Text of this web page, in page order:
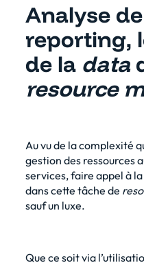
Analyse
reporting,
de la data
resource
Au vu de la complexité
gestion des ressources
services, faire appel à
dans cette tâche de
sauf un luxe.
Que ce soit via